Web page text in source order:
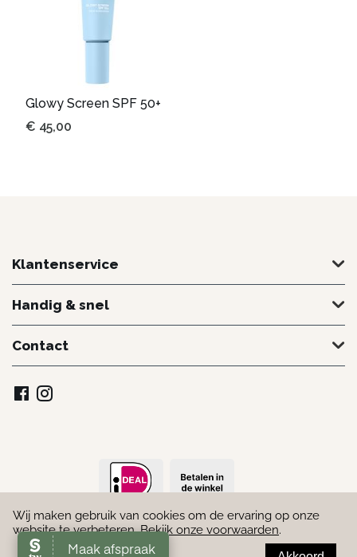
Glowy Screen SPF 50+
€ 45,00
Klantenservice
Handig & snel
Contact
© 2022 - 2026 Schoonheidssalon Marielle. DoorWebmakend
Wij maken gebruik van cookies om de ervaring op onze
website te verbeteren.Bekijk onze voorwaarden.